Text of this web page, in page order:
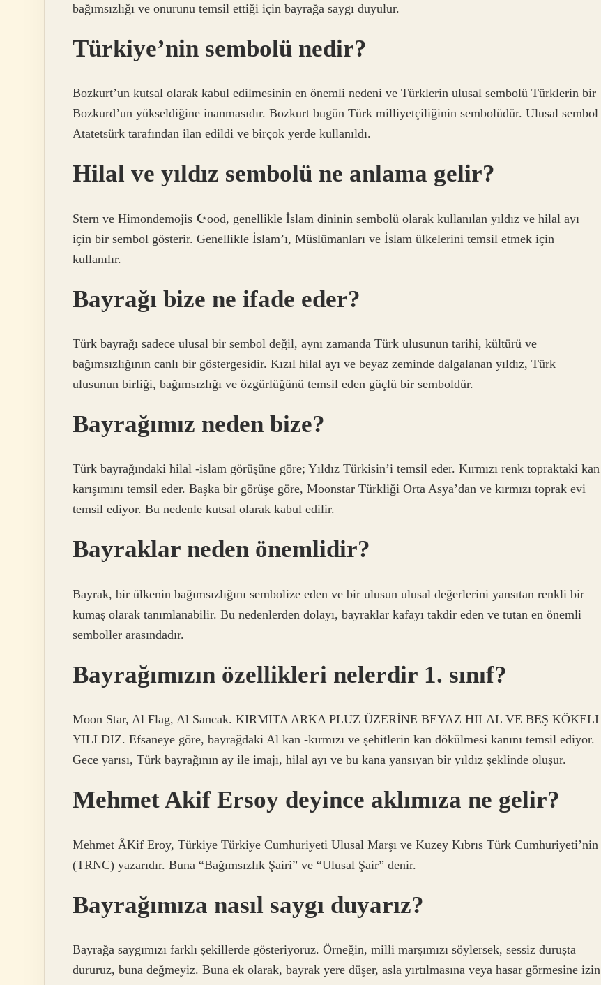
bağımsızlığı ve onurunu temsil ettiği için bayrağa saygı duyulur.
Türkiye’nin sembolü nedir?
Bozkurt’un kutsal olarak kabul edilmesinin en önemli nedeni ve Türklerin ulusal sembolü Türklerin bir
Bozkurd’un yükseldiğine inanmasıdır. Bozkurt bugün Türk milliyetçiliğinin sembolüdür. Ulusal sembol
Atatetsürk tarafından ilan edildi ve birçok yerde kullanıldı.
Hilal ve yıldız sembolü ne anlama gelir?
Stern ve Himondemojis ☪ood, genellikle İslam dininin sembolü olarak kullanılan yıldız ve hilal ayı
için bir sembol gösterir. Genellikle İslam’ı, Müslümanları ve İslam ülkelerini temsil etmek için
kullanılır.
Bayrağı bize ne ifade eder?
Türk bayrağı sadece ulusal bir sembol değil, aynı zamanda Türk ulusunun tarihi, kültürü ve
bağımsızlığının canlı bir göstergesidir. Kızıl hilal ayı ve beyaz zeminde dalgalanan yıldız, Türk
ulusunun birliği, bağımsızlığı ve özgürlüğünü temsil eden güçlü bir semboldür.
Bayrağımız neden bize?
Türk bayrağındaki hilal -islam görüşüne göre; Yıldız Türkisin’i temsil eder. Kırmızı renk topraktaki kan
karışımını temsil eder. Başka bir görüşe göre, Moonstar Türkliği Orta Asya’dan ve kırmızı toprak evi
temsil ediyor. Bu nedenle kutsal olarak kabul edilir.
Bayraklar neden önemlidir?
Bayrak, bir ülkenin bağımsızlığını sembolize eden ve bir ulusun ulusal değerlerini yansıtan renkli bir
kumaş olarak tanımlanabilir. Bu nedenlerden dolayı, bayraklar kafayı takdir eden ve tutan en önemli
semboller arasındadır.
Bayrağımızın özellikleri nelerdir 1. sınıf?
Moon Star, Al Flag, Al Sancak. KIRMITA ARKA PLUZ ÜZERİNE BEYAZ HILAL VE BEŞ KÖKELI
YILLDIZ. Efsaneye göre, bayrağdaki Al kan -kırmızı ve şehitlerin kan dökülmesi kanını temsil ediyor.
Gece yarısı, Türk bayrağının ay ile imajı, hilal ayı ve bu kana yansıyan bir yıldız şeklinde oluşur.
Mehmet Akif Ersoy deyince aklımıza ne gelir?
Mehmet ÂKif Eroy, Türkiye Türkiye Cumhuriyeti Ulusal Marşı ve Kuzey Kıbrıs Türk Cumhuriyeti’nin
(TRNC) yazarıdır. Buna “Bağımsızlık Şairi” ve “Ulusal Şair” denir.
Bayrağımıza nasıl saygı duyarız?
Bayrağa saygımızı farklı şekillerde gösteriyoruz. Örneğin, milli marşımızı söylersek, sessiz duruşta
dururuz, buna değmeyiz. Buna ek olarak, bayrak yere düşer, asla yırtılmasına veya hasar görmesine izin